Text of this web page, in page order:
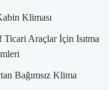
Kliması
Ticari Araçlar İçin Isıtma
Bağımsız Klima